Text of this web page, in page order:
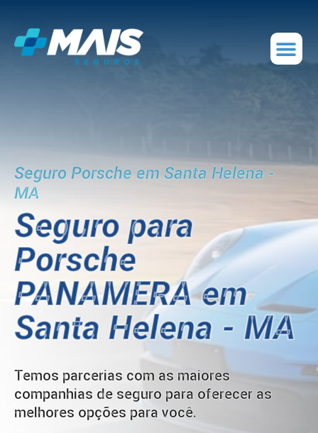
Seguro Porsche em Santa Helena -
MA
Seguro para
Porsche
PANAMERA em
Santa Helena - MA
Temos parcerias com as maiores
companhias de seguro para oferecer as
melhores opções para você.